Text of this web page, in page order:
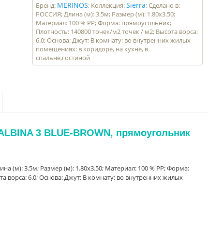
Бренд: MERINOS; Коллекция:Sierra; Сделано в:
РОССИЯ; Длина (м): 3.5м; Размер (м): 1.80x3.50;
Материал: 100 % PP; Форма: прямоугольник;
Плотность: 140800 точек/м2 точек / м2; Высота ворса:
6.0; Основа: Джут; В комнату: во внутренних жилых
помещениях: в коридоре, на кухне, в
спальне,гостиной
3 BLUE-BROWN, прямоугольник
(м): 3.5м; Размер (м): 1.80x3.50; Материал: 100 % PP; Форма:
ворса: 6.0; Основа: Джут; В комнату: во внутренних жилых